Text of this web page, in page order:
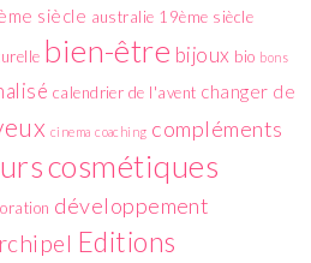
siècle australie 19ème siècle
bien-être bijoux bio bons
calendrier de l'avent changer de
cinema coaching compléments
cosmétiques
développement
Editions